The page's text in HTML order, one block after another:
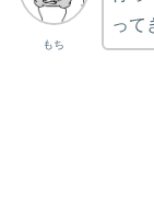
もち
って